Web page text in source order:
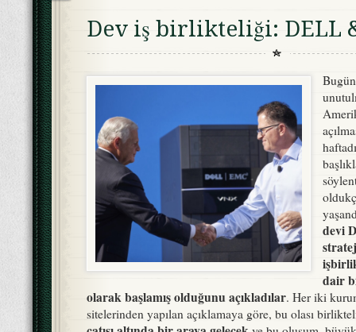
Dev iş birlikteliği: DELL
devi
dair
olarak başlamış olduğunu açıkladılar. Her iki
sitelerinden yapılan açıklamaya göre, bu olası